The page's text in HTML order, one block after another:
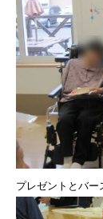
プレゼントとバー